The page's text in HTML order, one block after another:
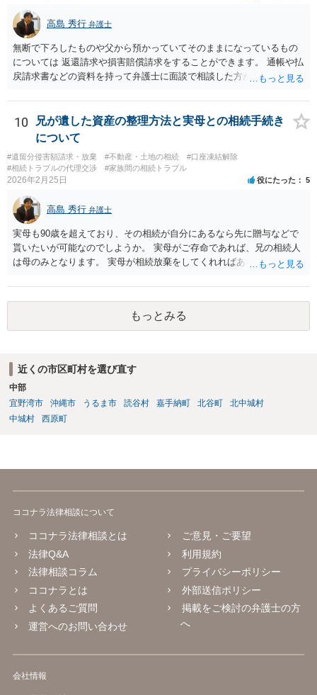
しているとは言え、自分の子と私の連れ子、全て平等にしたいと希
望。もちろん私もそうできればと思います。 ・・・婚姻前の契約 あ
るいは 遺言書などで その意思を実現する方法はあります。 弁護
士に相談してみてください。
高島 秀行 弁護士
無断で下ろしたものや父から預かっていてそのままになっているもの
については 返還請求や損害賠償請求をすることができます。 通帳や払
戻請求書などの資料を持って弁護士に面談で相談した方がよいと思い
10
兄が遺した資産の整理方法と実母との相続手続き
について
#遺留分侵害額請求・放棄 #不動産・土地の相続
#口座凍結解除
#相続トラブルの代理交渉
#家族間の相続トラブル
2026年2月25日 役にたった 5
高島 秀行 弁護士
実母も90歳を超えており、その相続が自分にあるなら先に贈与などで
貰いたいが可能なのでしようか。 実母がご存命であれば、兄の相続人
は母のみとなります。 実母が相続放棄をしてくれればあなた方兄弟及
ないと思います。
もっとみる
近くの市区町村を選び直す
中部
宜野湾市
沖縄市 うるま市 読谷村 嘉手納町 北谷町
北中城村
中城村
西原町
ココナラ法律相談について
ココナラ法律相談とは
法律Q&A
法律相談コラム
ココナラとは
よくあるご質問
運営へのお問い合わせ
ご意見・ご要望
利用規約
プライバシーポリシー
外部送信ポリシー
掲載をご検討の弁護士の方
へ
会社情報